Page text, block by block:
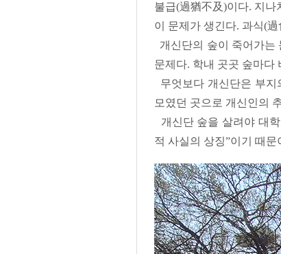
불급(過猶不及)이다. 지나
이 문제가 생긴다. 과식(
개신단의 숲이 죽어가는
문제다. 학내 곳곳 숲마다
무엇보다 개신단은 부지
모였던 곳으로 개신인의
개신단 숲을 살려야 대
적 사실의 상징”이기 때문